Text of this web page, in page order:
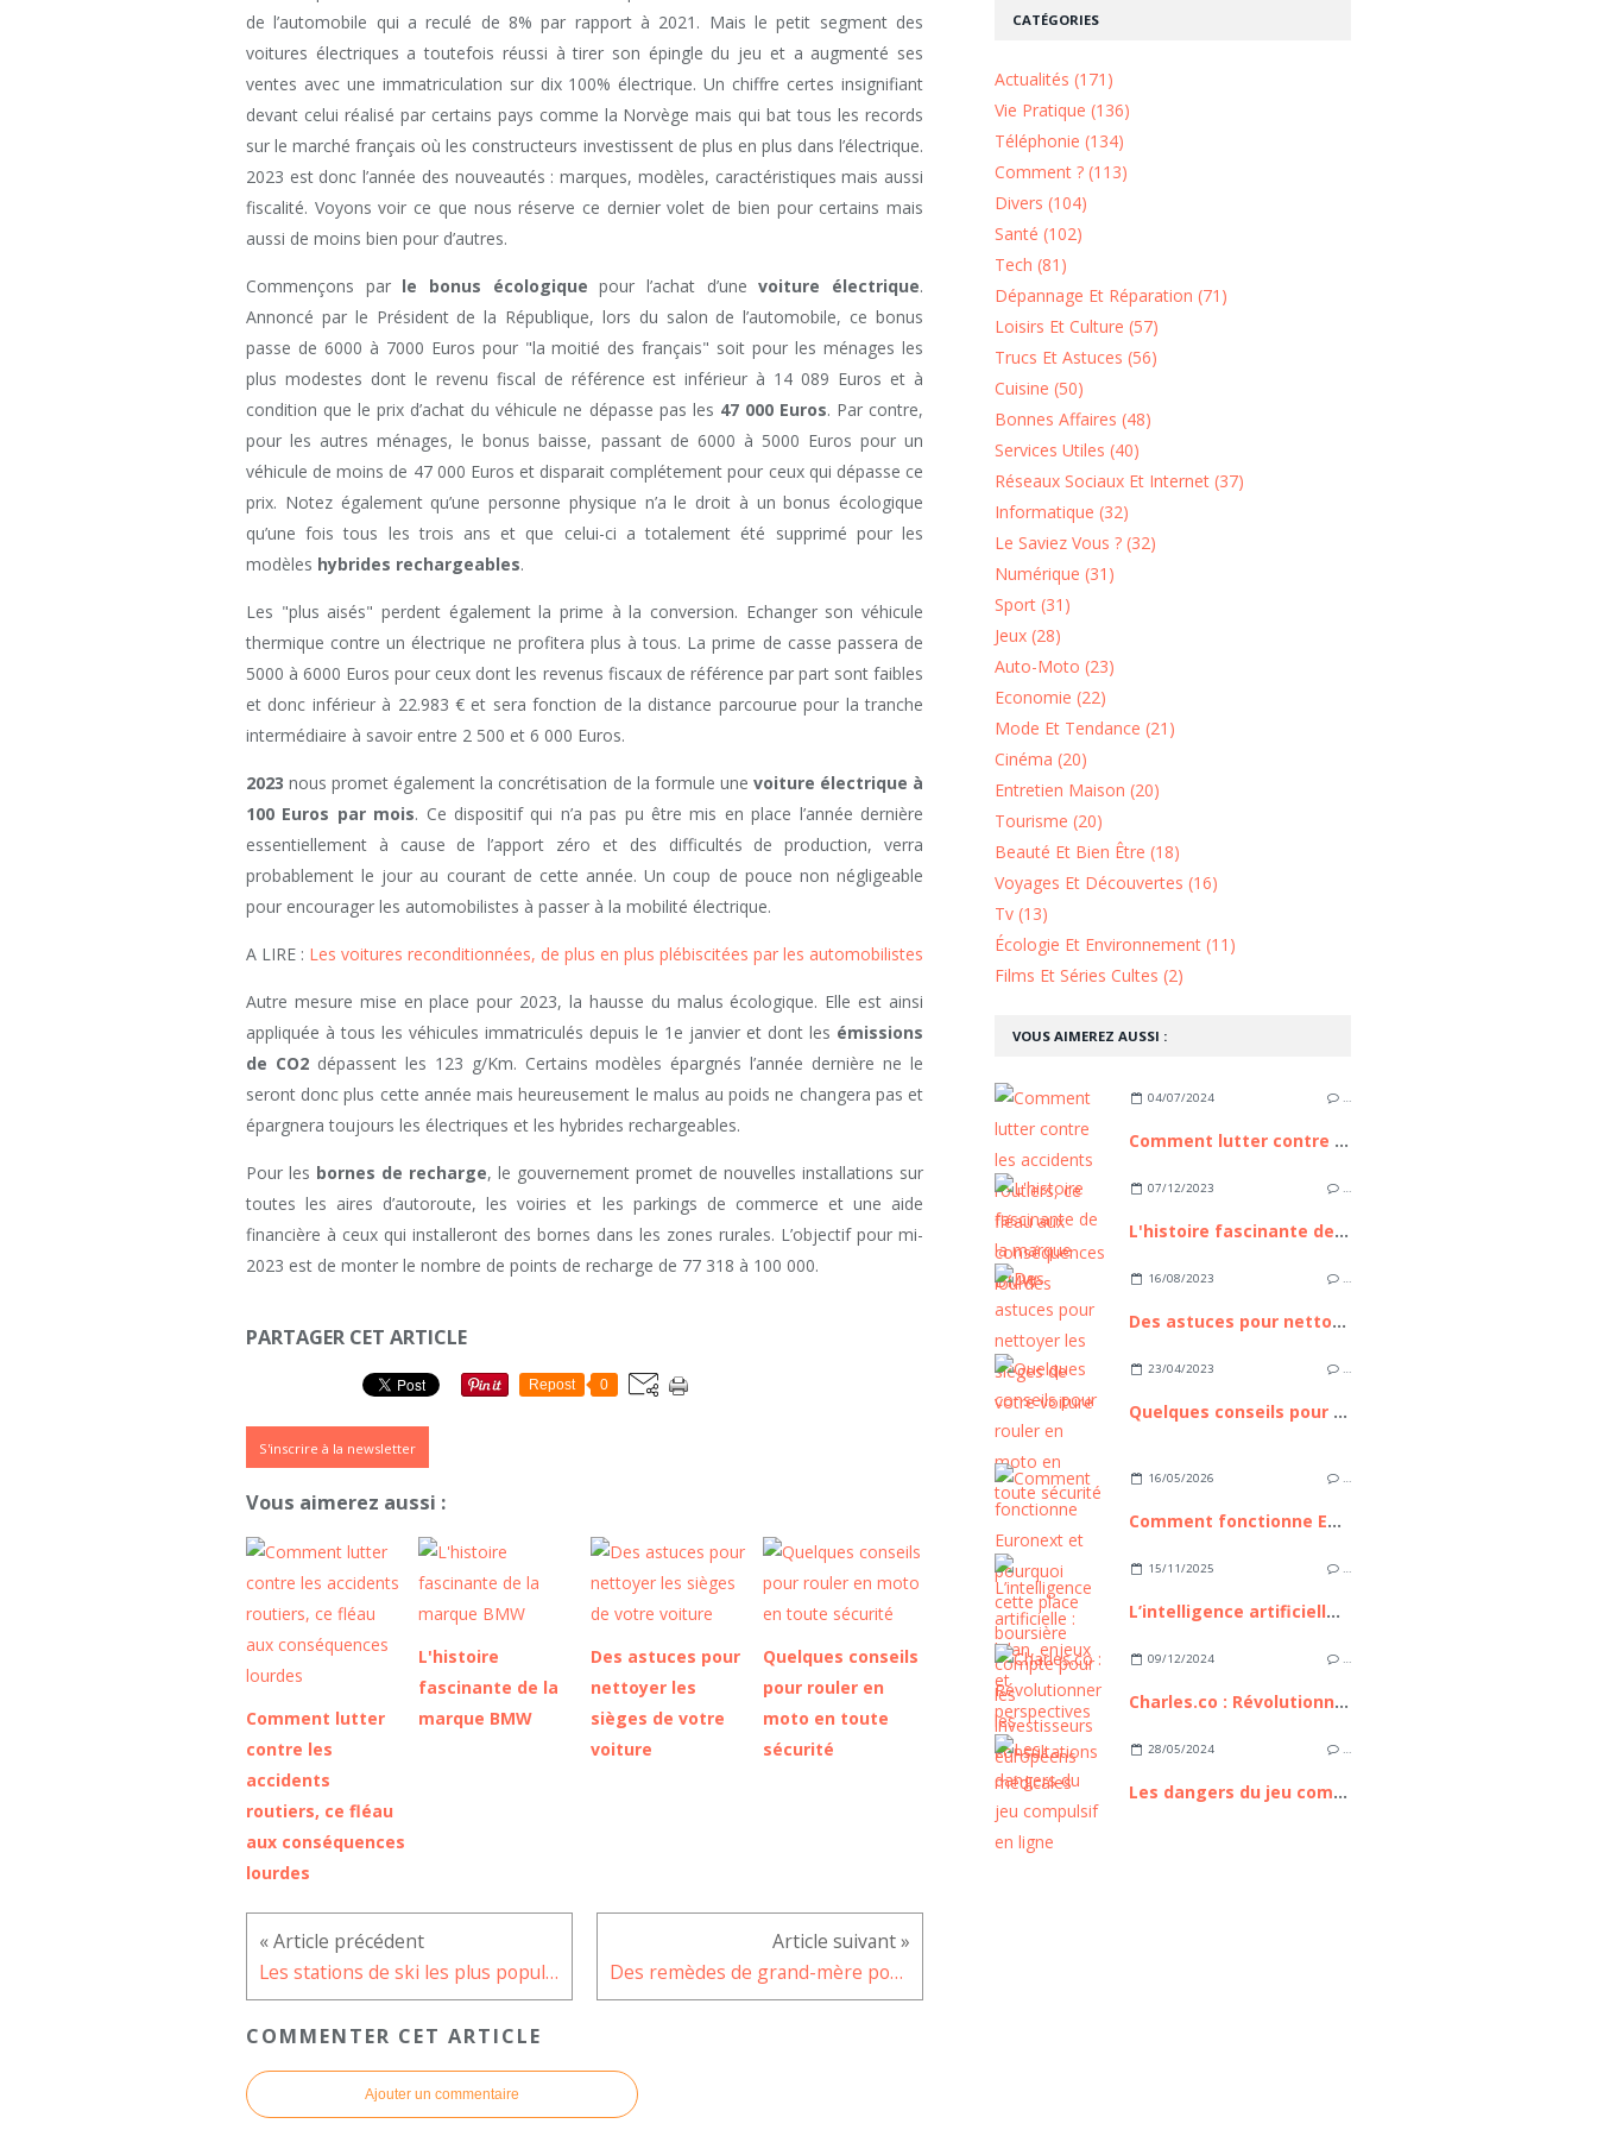
de l’automobile qui a reculé de 8% par rapport à 2021. Mais le petit segment des
voitures électriques a toutefois réussi à tirer son épingle du jeu et a augmenté ses
ventes avec une immatriculation sur dix 100% électrique. Un chiffre certes insignifiant
devant celui réalisé par certains pays comme la Norvège mais qui bat tous les records
sur le marché français où les constructeurs investissent de plus en plus dans l’électrique.
2023 est donc l’année des nouveautés : marques, modèles, caractéristiques mais aussi
fiscalité. Voyons voir ce que nous réserve ce dernier volet de bien pour certains mais
aussi de moins bien pour d’autres.
Commençons par le bonus écologique pour l’achat d’unevoiture électrique.
Annoncé par le Président de la République, lors du salon de l’automobile, ce bonus
passe de 6000 à 7000 Euros pour "la moitié des français" soit pour les ménages les
plus modestes dont le revenu fiscal de référence est inférieur à 14 089 Euros et à
condition que le prix d’achat du véhicule ne dépasse pas les 47 000 Euros. Par contre,
pour les autres ménages, le bonus baisse, passant de 6000 à 5000 Euros pour un
véhicule de moins de 47 000 Euros et disparait complétement pour ceux qui dépasse ce
prix. Notez également qu’une personne physique n’a le droit à un bonus écologique
qu’une fois tous les trois ans et que celui-ci a totalement été supprimé pour les
modèles hybrides rechargeables.
Les "plus aisés" perdent également la prime à la conversion. Echanger son véhicule
thermique contre un électrique ne profitera plus à tous. La prime de casse passera de
5000 à 6000 Euros pour ceux dont les revenus fiscaux de référence par part sont faibles
et donc inférieur à 22.983 € et sera fonction de la distance parcourue pour la tranche
intermédiaire à savoir entre 2 500 et 6 000 Euros.
2023 nous promet également la concrétisation de la formule une voiture électrique à
100 Euros par mois. Ce dispositif qui n’a pas pu être mis en place l’année dernière
essentiellement à cause de l’apport zéro et des difficultés de production, verra
probablement le jour au courant de cette année. Un coup de pouce non négligeable
pour encourager les automobilistes à passer à la mobilité électrique.
A LIRE : Les voitures reconditionnées, de plus en plus plébiscitées par les automobilistes
Autre mesure mise en place pour 2023, la hausse du malus écologique. Elle est ainsi
appliquée à tous les véhicules immatriculés depuis le 1e janvier et dont les émissions
de CO2dépassent les 123 g/Km. Certains modèles épargnés l’année dernière ne le
seront donc plus cette année mais heureusement le malus au poids ne changera pas et
épargnera toujours les électriques et les hybrides rechargeables.
Pour les bornes de recharge, le gouvernement promet de nouvelles installations sur
toutes les aires d’autoroute, les voiries et les parkings de commerce et une aide
financière à ceux qui installeront des bornes dans les zones rurales. L’objectif pour mi-
2023 est de monter le nombre de points de recharge de 77 318 à 100 000.
PARTAGER CET ARTICLE
Repost 0
S'inscrire à la newsletter
Vous aimerez aussi :
Comment lutter
contre les
accidents
routiers, ce fléau
aux conséquences
lourdes
L'histoire
fascinante de la
marque BMW
Des astuces pour
nettoyer les
sièges de votre
voiture
Quelques conseils
pour rouler en
moto en toute
sécurité
Les stations de ski les plus populaires cet hiver Des remèdes de grand-mère pour réparer les lèvres gercées
COMMENTER CET ARTICLE
Ajouter un commentaire
VOUS AIMEREZ AUSSI :
04/07/2024 …
Comment lutter contre les accidents routiers, ce fléau aux conséquences lourdes
07/12/2023 …
L'histoire fascinante de la marque BMW
16/08/2023 …
Des astuces pour nettoyer les sièges de votre voiture
23/04/2023 …
Quelques conseils pour rouler en moto en toute sécurité
16/05/2026 …
Comment fonctionne Euronext et pourquoi cette place boursière compte pour les investisseurs européens
15/11/2025 …
L’intelligence artificielle : bilan, enjeux et perspectives
09/12/2024 …
Charles.co : Révolutionner les consultations médicales
28/05/2024 …
Les dangers du jeu compulsif en ligne
CATÉGORIES
Actualités (171)
Vie Pratique (136)
Téléphonie (134)
Comment ? (113)
Divers (104)
Santé (102)
Tech (81)
Dépannage Et Réparation (71)
Loisirs Et Culture (57)
Trucs Et Astuces (56)
Cuisine (50)
Bonnes Affaires (48)
Services Utiles (40)
Réseaux Sociaux Et Internet (37)
Informatique (32)
Le Saviez Vous ? (32)
Numérique (31)
Sport (31)
Jeux (28)
Auto-Moto (23)
Economie (22)
Mode Et Tendance (21)
Cinéma (20)
Entretien Maison (20)
Tourisme (20)
Beauté Et Bien Être (18)
Voyages Et Découvertes (16)
Tv (13)
Écologie Et Environnement (11)
Films Et Séries Cultes (2)